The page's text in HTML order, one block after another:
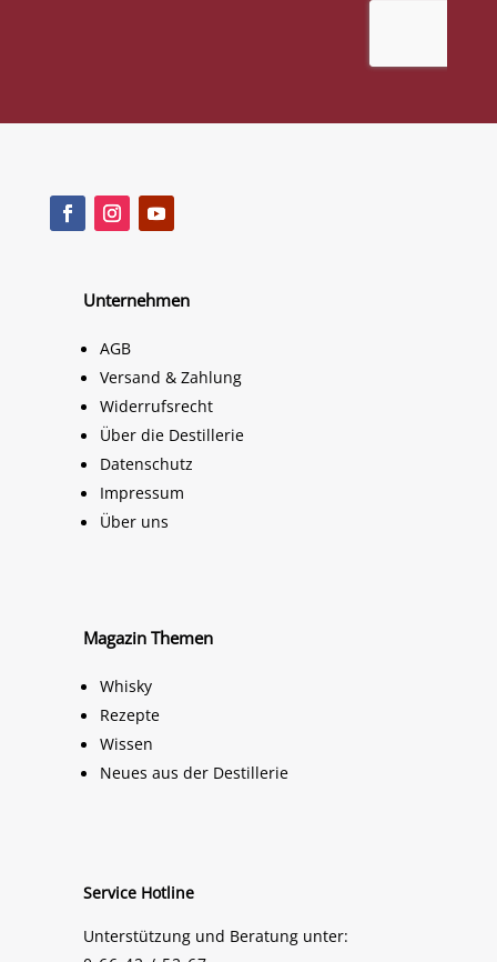
Unternehmen
AGB
Versand & Zahlung
Widerrufsrecht
Über die Destillerie
Datenschutz
Impressum
Über uns
Magazin Themen
Whisky
Rezepte
Wissen
Neues aus der Destillerie
Service Hotline
Unterstützung und Beratung unter: